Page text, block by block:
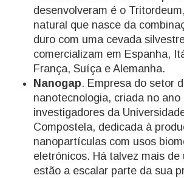
desenvolveram é o
natural que nasce da
duro com uma cevada
comercializam em Espanha,
França, Suíça e Alemanha.
Nanogap. Empresa do setor
nanotecnologia, criada no ano
investigadores da
Compostela, dedicada à
nanopartículas com usos
eletrónicos. Há talvez mais de
estão a escalar parte da sua